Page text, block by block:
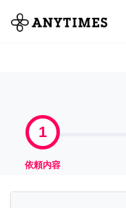
全て
1
依頼内容